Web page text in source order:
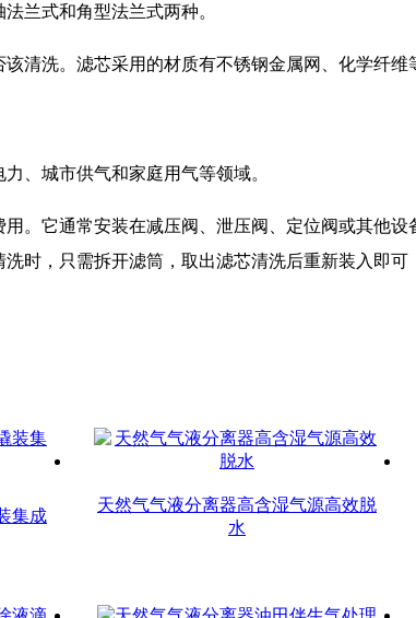
兰式和角型法兰式两种。
洗。滤芯采用的材质有不锈钢金属网、化学纤维
、城市供气和家庭用气等领域。
。它通常安装在减压阀、泄压阀、定位阀或其他
时，只需拆开滤筒，取出滤芯清洗后重新装入即可
集成
天然气气液分离器高含湿气源高效脱
水